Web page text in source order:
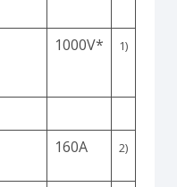
1000V* 1)
160A 2)